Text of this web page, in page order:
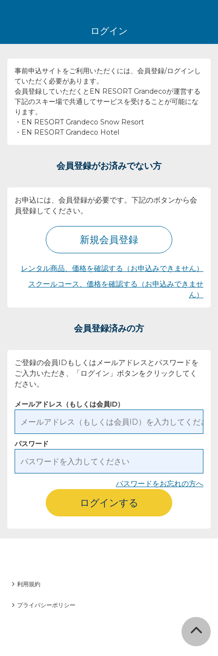
ログイン
事前申込サイトをご利用いただくには、会員登録/ログインし
ていただく必要があります。
会員登録していただくとEN RESORT Grandecoが運営する
下記のスキー場で共通してサービスを受けることが可能にな
ります。
・EN RESORT Grandeco Snow Resort
・EN RESORT Grandeco Hotel
会員登録がお済みでない方
お申込には、会員登録が必要です。下記のボタンから会
員登録してください。
新規会員登録
レンタル商品、価格を確認する（お申込みできません）
スクールコース、価格を確認する（お申込みできませ
ん）
会員登録済みの方
ご登録の会員IDもしくはメールアドレスとパスワードを
ご入力いただき、「ログイン」ボタンをクリックしてく
ださい。
メールアドレス（もしくは会員ID）
パスワード
パスワードをお忘れの方へ
ログインする
利用規約
プライバシーポリシー